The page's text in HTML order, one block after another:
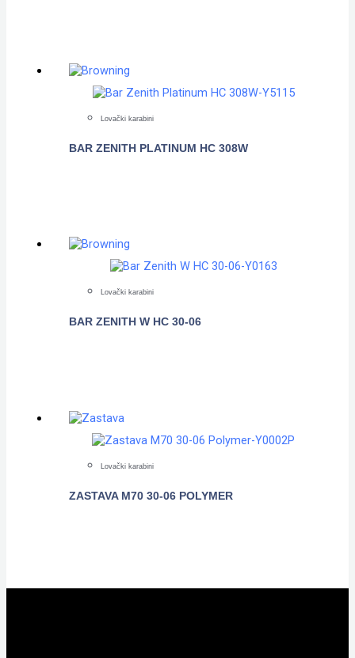
Lovački karabini
BAR ZENITH PLATINUM HC 308W
Lovački karabini
BAR ZENITH W HC 30-06
Lovački karabini
ZASTAVA M70 30-06 POLYMER